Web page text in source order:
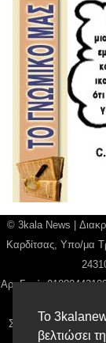
Το
βελτιώσει
© 3kala News |
Καρδίτσας, Υπο/μα
Αρ. Γεμή:
Παναγιώτης
Σύνταξης: